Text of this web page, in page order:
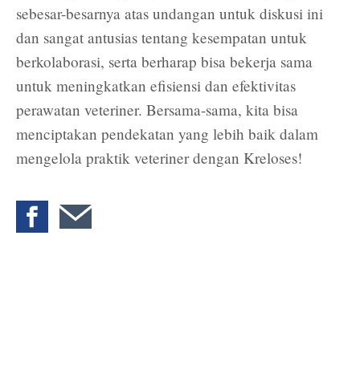
sebesar-besarnya atas undangan untuk diskusi ini
dan sangat antusias tentang kesempatan untuk
berkolaborasi, serta berharap bisa bekerja sama
untuk meningkatkan efisiensi dan efektivitas
perawatan veteriner. Bersama-sama, kita bisa
menciptakan pendekatan yang lebih baik dalam
mengelola praktik veteriner dengan Kreloses!